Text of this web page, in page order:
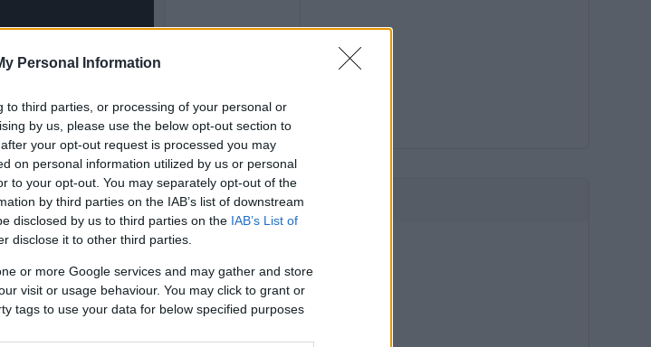
Personal Information
to third parties, or processing of your personal or
by us, please use the below opt-out section to
your opt-out request is processed you may
on personal information utilized by us or personal
to your opt-out. You may separately opt-out of the
by third parties on the IAB’s list of downstream
disclosed by us to third parties on the IAB’s List of
disclose it to other third parties.
or more Google services and may gather and store
visit or usage behaviour. You may click to grant or
tags to use your data for below specified purposes